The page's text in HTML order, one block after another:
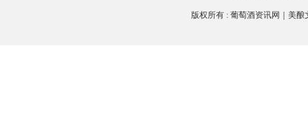
版权所有 : 葡萄酒资讯网｜ 美酿